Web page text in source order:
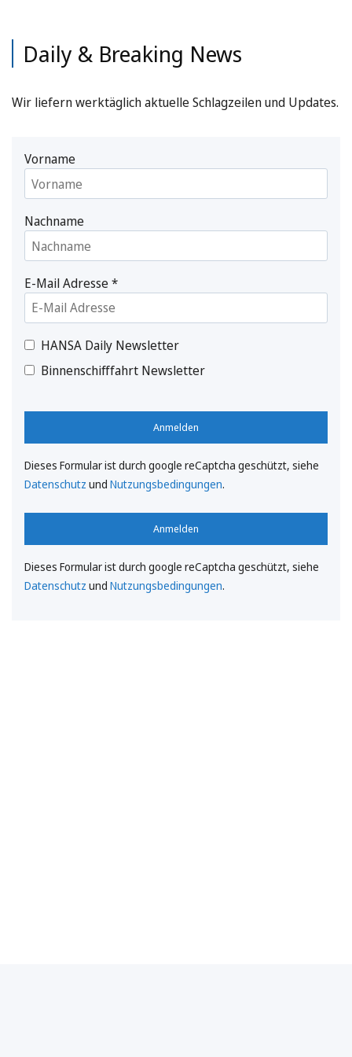
Daily & Breaking News
Wir liefern werktäglich aktuelle Schlagzeilen und Updates.
Vorname
Nachname
E-Mail Adresse*
HANSA Daily Newsletter
Binnenschifffahrt Newsletter
Anmelden
Dieses Formular ist durch google reCaptcha geschützt, siehe
Datenschutz und Nutzungsbedingungen.
Anmelden
Dieses Formular ist durch google reCaptcha geschützt, siehe
Datenschutz und Nutzungsbedingungen.